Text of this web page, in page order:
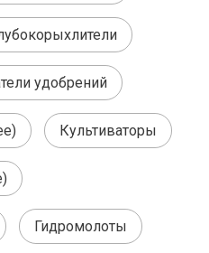
удобрений
Культиваторы
Гидромолоты